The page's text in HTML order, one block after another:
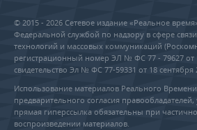
© 2015 - 2026 Сетевое издание «Реальное
Федеральной службой по надзору в сфере
технологий и массовых коммуникаций
регистрационный номер ЭЛ № ФС 77 - 79627 от
свидетельство Эл № ФС 77-59331 от 18 сентября
Использование материалов Реального
предварительного согласия
прямая гиперссылка обязательны при
воспроизведении материалов.